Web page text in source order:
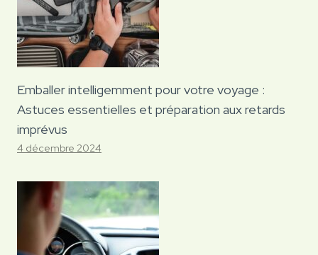
Emballer intelligemment pour votre voyage :
Astuces essentielles et préparation aux retards
imprévus
4 décembre 2024